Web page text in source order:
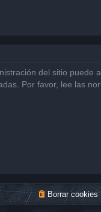
del sitio puede
Por favor, lee las
Borrar cookies